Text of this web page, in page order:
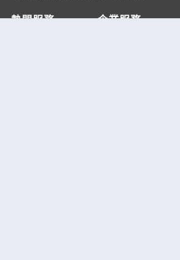
熱門服務 企業服務